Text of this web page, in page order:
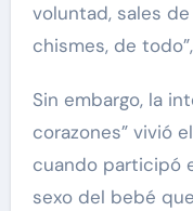
voluntad, sales
chismes, de
Sin embargo, la
corazones” vivió
cuando participó
sexo del bebé